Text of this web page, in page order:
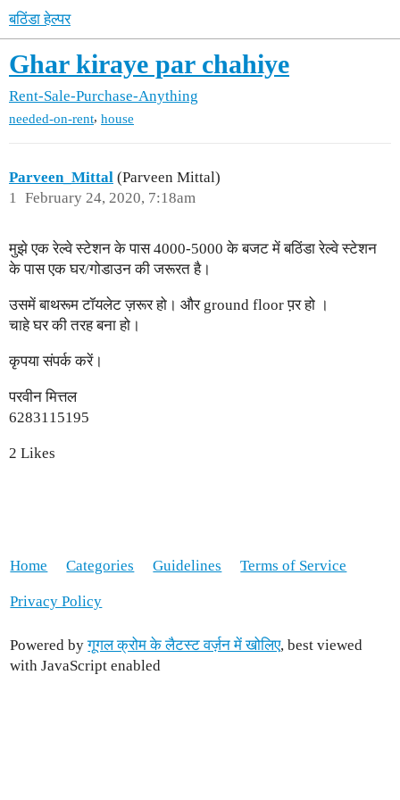
बठिंडा हेल्पर
Ghar kiraye par chahiye
Rent-Sale-Purchase-Anything
needed-on-rent, house
Parveen_Mittal (Parveen Mittal)
February 24, 2020, 7:18am
1
मुझे एक रेल्वे स्टेशन के पास 4000-5000 के बजट में बठिंडा रेल्वे स्टेशन
के पास एक घर/गोडाउन की जरूरत है।
उसमें बाथरूम टॉयलेट ज़रूर हो। और ground floor प़र हो ।
चाहे घर की तरह बना हो।
कृपया संपर्क करें।
परवीन मित्तल
6283115195
2 Likes
Home Categories Guidelines Terms of Service
Privacy Policy
Powered byगूगल क्रोम के लैटस्ट वर्ज़न में खोलिए, best viewed
with JavaScript enabled